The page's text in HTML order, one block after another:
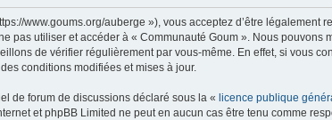
www.goums.org/auberge »), vous acceptez d’être légalement
pas utiliser et accéder à « Communauté Goum ». Nous pouvons
de vérifier régulièrement par vous-même. En effet, si vous
conditions modifiées et mises à jour.
de forum de discussions déclaré sous la « licence publique
et phpBB Limited ne peut en aucun cas être tenu comme